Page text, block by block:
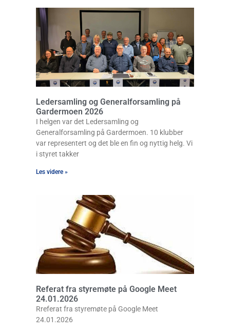
Ledersamling og Generalforsamling på
Gardermoen 2026
I helgen var det Ledersamling og
Generalforsamling på Gardermoen. 10 klubber
var representert og det ble en fin og nyttig helg. Vi
i styret takker
Les videre »
Referat fra styremøte på Google Meet
24.01.2026
Rreferat fra styremøte på Google Meet
24.01.2026